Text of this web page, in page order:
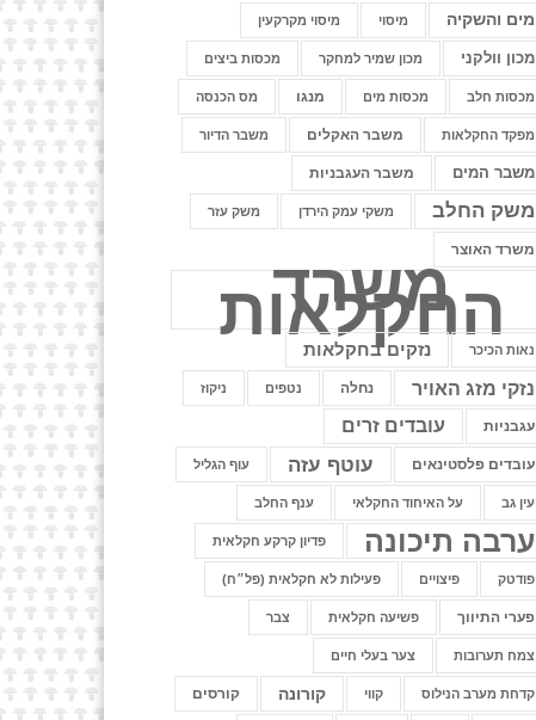
מים והשקיה מיסוי מיסוי מקרקעין
מכון וולקני מכון שמיר למחקר מכסות ביצים
מכסות חלב מכסות מים מנגו מס הכנסה
מפקד החקלאות משבר האקלים משבר הדיור
משבר המים משבר העגבניות
משק החלב משקי עמק הירדן משק עזר
משרד האוצרמשרד
החקלאות
נאות הכיכר נזקים בחקלאות
נזקי מזג האויר נחלה נטפים ניקוז
עגבניות עובדים זרים
עובדים פלסטינאים עוטף עזה עוף הגליל
עין גב על האיחוד החקלאי ענף החלב
ערבה תיכונה פדיון קרקע חקלאית
פודטק פיצויים פעילות לא חקלאית (פל״ח)
פערי התיווך פשיעה חקלאית צבר
צמח תערובות צער בעלי חיים
קדחת מערב הנילוס קווי קורונה קורסים